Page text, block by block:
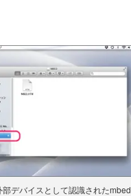
部デバイスとして認識されたmbed